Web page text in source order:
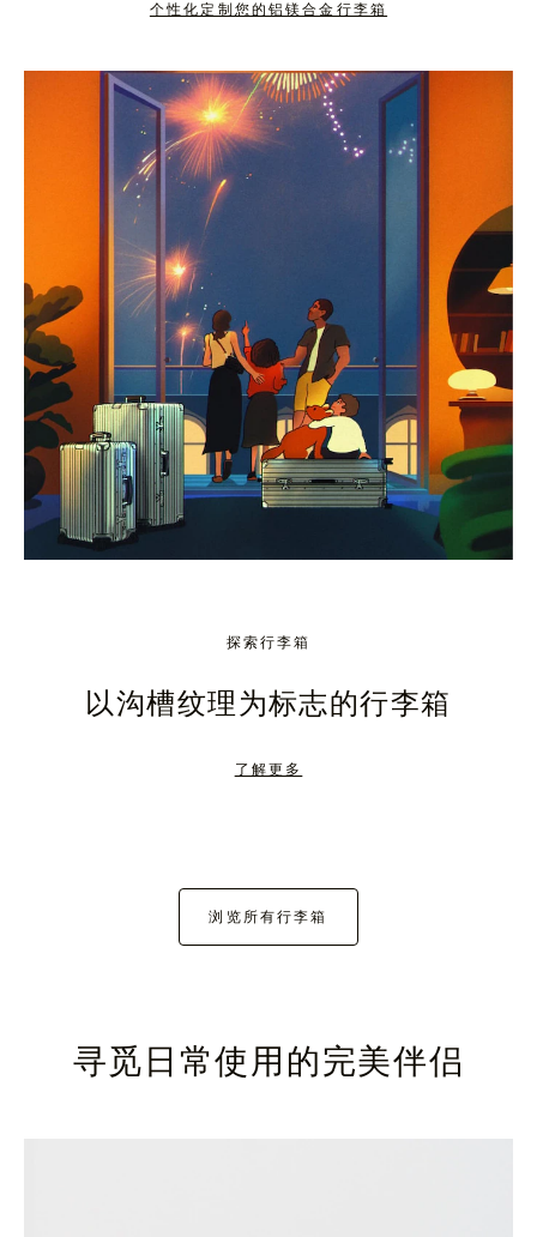
下
击
按
钮
取
消
静
个性化定制您的铝镁合金行李箱
探索行李箱
以沟槽纹理为标志的行李箱
了解更多
浏览所有行李箱
寻觅日常使用的完美伴侣